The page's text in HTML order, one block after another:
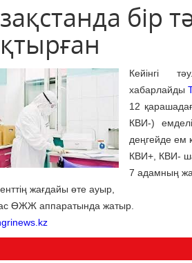
бір
Кейінгі
хабарлайды
12
КВИ-)
деңгейде ем
КВИ+, КВИ-
7 адамның
жағдайы өте ауыр,
ӨЖЖ аппаратында жатыр.